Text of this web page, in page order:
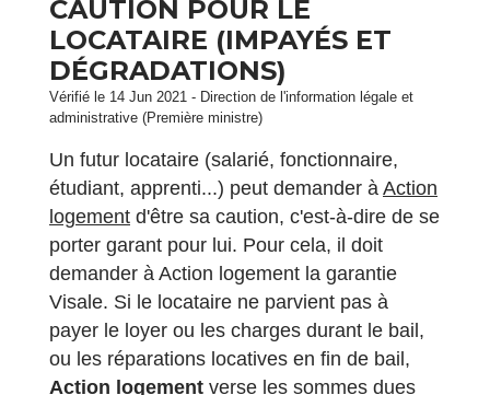
CAUTION POUR LE
LOCATAIRE (IMPAYÉS ET
DÉGRADATIONS)
Vérifié le 14 Jun 2021 - Direction de l'information légale et
administrative (Première ministre)
Un futur locataire (salarié, fonctionnaire,
étudiant, apprenti...) peut demander à Action
logement d'être sa caution, c'est-à-dire de se
porter garant pour lui. Pour cela, il doit
demander à Action logement la garantie
Visale. Si le locataire ne parvient pas à
payer le loyer ou les charges durant le bail,
ou les réparations locatives en fin de bail,
Action logement verse les sommes dues